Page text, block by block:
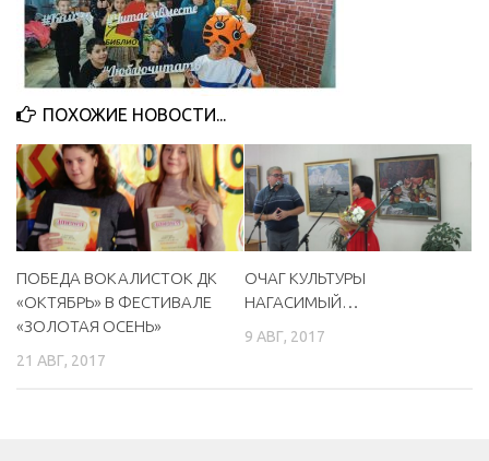
МБУ Дом культуры «Молодость»
МБУ Дом культуры «Октябрь»
МБУК «Искитимский городской историко-художественный
музей»
МБУ Парк культуры и отдыха им. И.В. Коротеева
ДК «Россия»
ПОХОЖИЕ НОВОСТИ...
ПОБЕДА ВОКАЛИСТОК ДК
«ОКТЯБРЬ» В ФЕСТИВАЛЕ
«ЗОЛОТАЯ ОСЕНЬ»
21 АВГ, 2017
ОЧАГ КУЛЬТУРЫ
НАГАСИМЫЙ…
9 АВГ, 2017